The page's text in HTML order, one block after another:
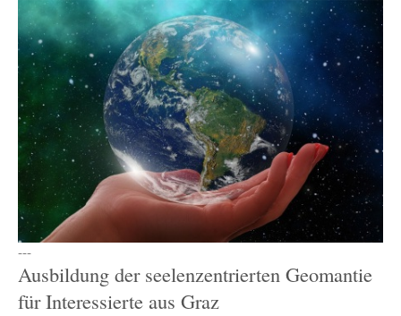
---
Ausbildung der seelenzentrierten Geomantie
für Interessierte aus Graz